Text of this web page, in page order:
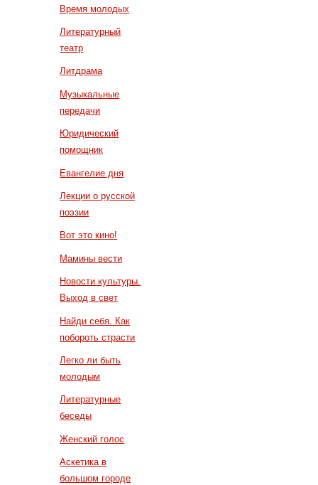
Время молодых
Литературный
театр
Литдрама
Музыкальные
передачи
Юридический
помощник
Евангелие дня
Лекции о русской
поэзии
Вот это кино!
Мамины вести
Новости культуры.
Выход в свет
Найди себя. Как
побороть страсти
Легко ли быть
молодым
Литературные
беседы
Женский голос
Аскетика в
большом городе